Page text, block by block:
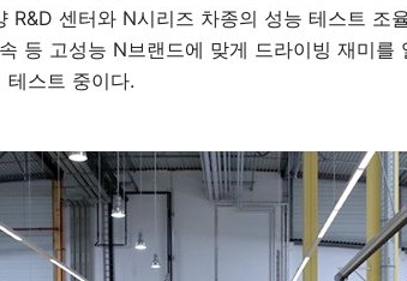
R&D 센터와 N시리즈 차종의 성능 테스트 조
등 고성능 N브랜드에 맞게 드라이빙 재미를
테스트 중이다.